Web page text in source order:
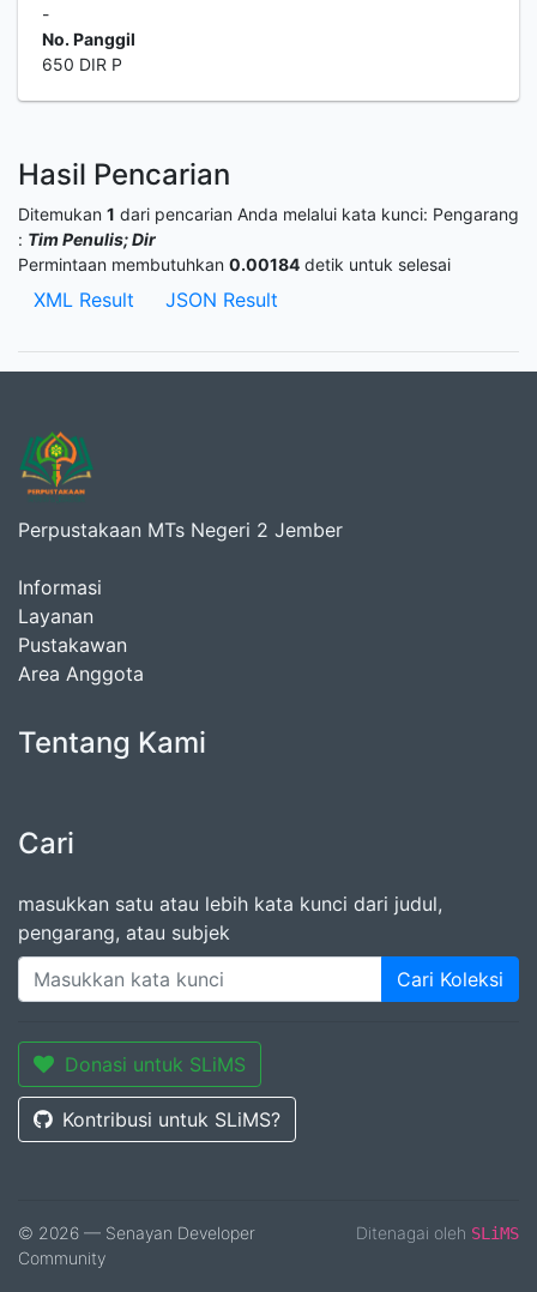
-
No. Panggil
650 DIR P
Hasil Pencarian
Ditemukan 1 dari pencarian Anda melalui kata kunci: Pengarang
: Tim Penulis; Dir
Permintaan membutuhkan 0.00184 detik untuk selesai
XML Result JSON Result
Perpustakaan MTs Negeri 2 Jember
Informasi
Layanan
Pustakawan
Area Anggota
Tentang Kami
Cari
masukkan satu atau lebih kata kunci dari judul,
pengarang, atau subjek
Cari Koleksi
Donasi untuk SLiMS
Kontribusi untuk SLiMS?
© 2026 — Senayan Developer
Community
Ditenagai oleh SLiMS